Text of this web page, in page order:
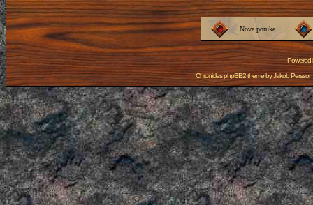
Nove poruke
Powered
Chronicles phpBB2 theme byJakob Persson